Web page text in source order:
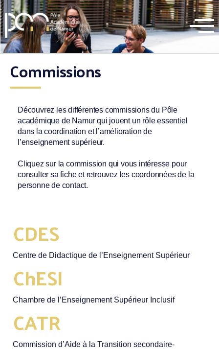
Commissions
Découvrez les différentes commissions du Pôle
académique de Namur qui jouent un rôle essentiel
dans la coordination et l’amélioration de
l’enseignement supérieur.
Cliquez sur la commission qui vous intéresse pour
consulter sa fiche et retrouvez les coordonnées de la
personne de contact.
CDES
Centre de Didactique de l’Enseignement Supérieur
ChESI
Chambre de l’Enseignement Supérieur Inclusif
CATR
Commission d’Aide à la Transition secondaire-